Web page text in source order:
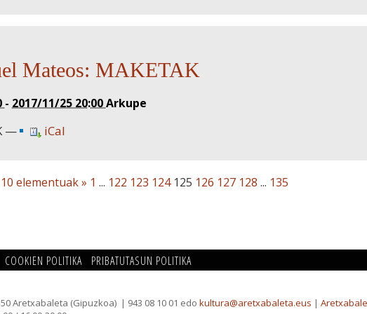
Mateos: MAKETAK
- 2017/11/25 20:00Arkupe
iCal
elementuak » 1 ... 122 123 124 125 126 127 128 ... 135
COOKIEN POLITIKA PRIBATUTASUN POLITIKA
Aretxabaleta (Gipuzkoa) | 943 08 10 01 edo kultura@aretxabaleta.eus |